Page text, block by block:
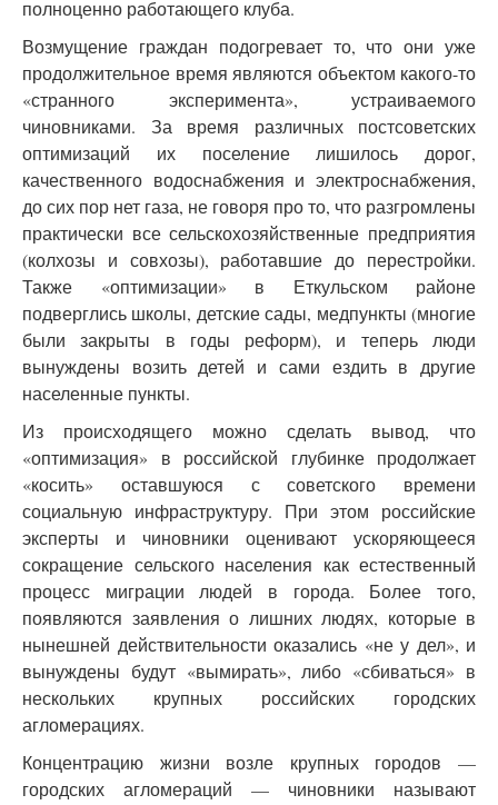
полноценно работающего клуба.
Возмущение граждан подогревает то, что они уже
продолжительное время являются объектом какого-то
«странного эксперимента», устраиваемого
чиновниками. За время различных постсоветских
оптимизаций их поселение лишилось дорог,
качественного водоснабжения и электроснабжения,
до сих пор нет газа, не говоря про то, что разгромлены
практически все сельскохозяйственные предприятия
(колхозы и совхозы), работавшие до перестройки.
Также «оптимизации» в Еткульском районе
подверглись школы, детские сады, медпункты (многие
были закрыты в годы реформ), и теперь люди
вынуждены возить детей и сами ездить в другие
населенные пункты.
Из происходящего можно сделать вывод, что
«оптимизация» в российской глубинке продолжает
«косить» оставшуюся с советского времени
социальную инфраструктуру. При этом российские
эксперты и чиновники оценивают ускоряющееся
сокращение сельского населения как естественный
процесс миграции людей в города. Более того,
появляются заявления о лишних людях, которые в
нынешней действительности оказались «не у дел», и
вынуждены будут «вымирать», либо «сбиваться» в
нескольких крупных российских городских
агломерациях.
Концентрацию жизни возле крупных городов —
городских агломераций — чиновники называют